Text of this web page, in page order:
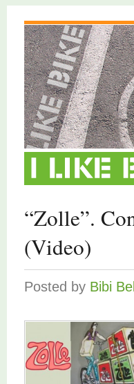
“Zolle”.
(Video)
Posted by Bibi